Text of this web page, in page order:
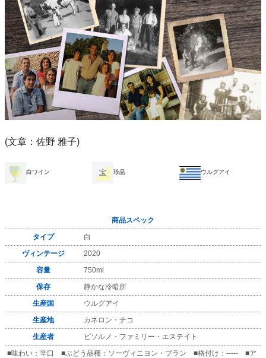
(文章：佐野 雅子)
白ワイン 珍品 ウルグアイ
商品スペック
タイプ
白
ヴィンテージ
2020
容量
750ml
保存
静かな冷暗所
生産国
ウルグアイ
生産地
カネロン・チコ
生産者
ピソルノ・ファミリー・エステイト
■味わい：辛口 ■ぶどう品種：ソーヴィニヨン・ブラン ■格付け：----- ■ア